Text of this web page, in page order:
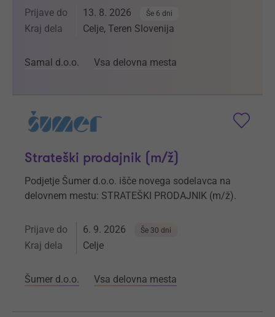
Prijave do 13. 8. 2026 Še 6 dni
Kraj dela Celje, Teren Slovenija
Samal d.o.o. Vsa delovna mesta
Strateški prodajnik (m/ž)
Podjetje Šumer d.o.o. išče novega sodelavca na
delovnem mestu: STRATEŠKI PRODAJNIK (m/ž).
Prijave do 6. 9. 2026 Še 30 dni
Kraj dela Celje
Šumer d.o.o. Vsa delovna mesta